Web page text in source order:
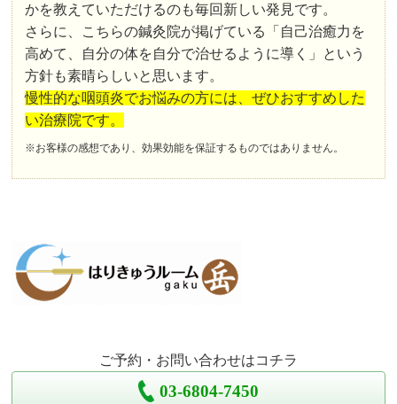
かを教えていただけるのも毎回新しい発見です。
さらに、こちらの鍼灸院が掲げている「自己治癒力を
高めて、自分の体を自分で治せるように導く」という
方針も素晴らしいと思います。
慢性的な咽頭炎でお悩みの方には、ぜひおすすめした
い治療院です。
※お客様の感想であり、効果効能を保証するものではありません。
ご予約・お問い合わせはコチラ
03-6804-7450